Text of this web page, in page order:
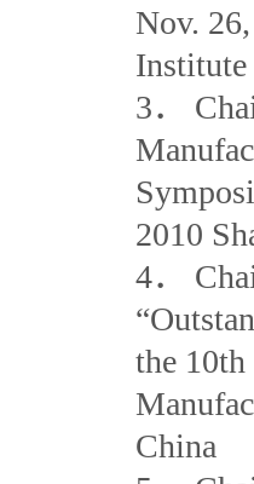
Nov.
3．
2010
4．
the
China